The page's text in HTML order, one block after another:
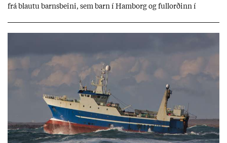
frá blautu barns­beini, sem barn í Ham­borg og full­orð­inn í